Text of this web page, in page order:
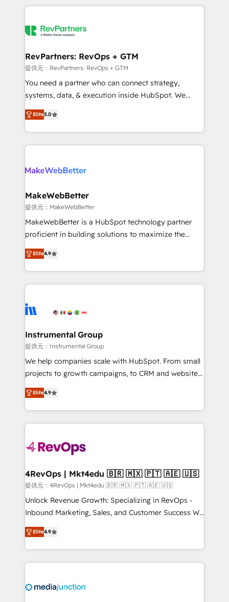
service creative agencies in the HubSpot
winning design to build scalable, globally
marketing campaigns, & RevOps frameworks that
fuel long-term success We connect the entire
customer lifecycle through seamless integrations,
ensure long-term adoption with change-
and service to drive sustainable growth With 6 key
HubSpot accreditations and experience across
RevPartners: RevOps + GTM
提供元：RevPartners: RevOps + GTM
You need a partner who can connect strategy,
systems, data, & execution inside HubSpot. We
bridge the gap where most agencies fall short by
combining GTM strategy with technical execution to
solve the right problem with the right solution. As the
only firm in the world to hold Elite Partner
clients gain a unique advantage in CRM architecture,
market execution. Why B2B Businesses Choose RP: -
Secure: Soc2 compliant 🛡️ - Pricing: Implementations
starting at $1,5k 💵 - Speed: Launch in 14 days ⚡ -
Global: 75+ RPers across five continents 🌐 - Scale:
HubSpot Partner 🪴 - Sales Hub: More
implementations than any other Partner 💻 -
agency for an Ops problem. Don't hire a technical
agency for a growth problem. Hire a partner built to
Elite5.0
MakeWebBetter
提供元：MakeWebBetter
MakeWebBetter is a HubSpot technology partner
proficient in building solutions to maximize the
operational efficiency of HubSpot. The fastest-
growing tech-enabler & facilitator, MakeWebBetter,
hands you the blend of HubSpot expertise &
eminent solutions & integrations. Trust us to
Elite Partners with 10+ years of HubSpot experience
Premier Partner 2023 🌟5 HubSpot Accreditations 🌟
Won HubSpot Theme Challenge 2021 🌟INBOUND’19
HubSpot Rising Star Why us? Harnessing the full
potential of the powerful HubSpot CRM. ✔️A team of
HubSpot experience ✔️Flexible pricing models —
Hourly-fee (assigned one Dedicated HubSpot
requirement). ✔️Helped over 25,000+ customers so
far with our HubSpot solutions. ✔️Bespoke apps &
on-demand bundle services. Connect with us today!
Elite4.9
Instrumental Group
提供元：Instrumental Group
We help companies scale with HubSpot. From small
projects to growth campaigns, to CRM and websites.
Hire an agency that's experienced in every inch of
HubSpot and willing to work hand-in-hand with your
team to simplify the complex and build a better
experience for your team and customers.
Elite4.9
4RevOps | Mkt4edu 🇧🇷 🇲🇽 🇵🇹 🇦🇪 🇺🇸
提供元：4RevOps | Mkt4edu 🇧🇷 🇲🇽 🇵🇹 🇦🇪 🇺🇸
Unlock Revenue Growth: Specializing in RevOps -
Inbound Marketing, Sales, and Customer Success We
specialize in driving revenue growth for companies
across industries through tailored marketing, sales,
and customer success strategies, utilizing RevOps
methodologies. As Latin America's largest HubSpot
offer unparalleled insights. Operating in five
Elite4.9